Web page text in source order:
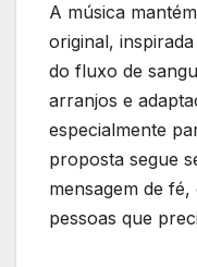
A música
original,
do fluxo de
arranjos e
especialmente
proposta segue
mensagem de
pessoas que